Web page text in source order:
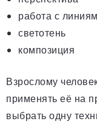
работа с
светотень
композиция
Взрослому
применять её на
выбрать одну